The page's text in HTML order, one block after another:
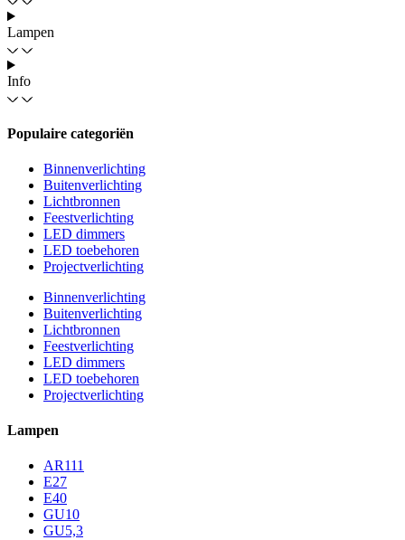
Lampen
Info
Populaire categoriën
Binnenverlichting
Buitenverlichting
Lichtbronnen
Feestverlichting
LED dimmers
LED toebehoren
Projectverlichting
Binnenverlichting
Buitenverlichting
Lichtbronnen
Feestverlichting
LED dimmers
LED toebehoren
Projectverlichting
Lampen
AR111
E27
E40
GU10
GU5,3